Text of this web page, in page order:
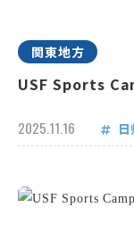
関東地方
USF Sports
2025.11.16